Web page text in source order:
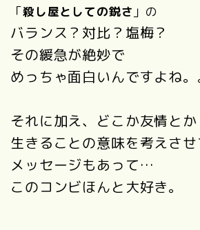
「殺し屋としての鋭さ 」の
バランス？対比？塩梅？
その緩急が絶妙で
めっちゃ面白いんですよね。
それに加え、どこか友情とか
生きることの意味を考えさ
メッセージもあって…
このコンビほんと大好き。